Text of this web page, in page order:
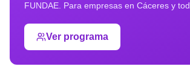
FUNDAE. Para empresas en Cáceres y
Ver programa